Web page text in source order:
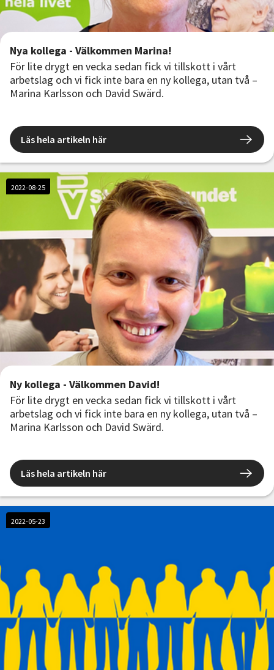
Nya kollega - Välkommen Marina!
För lite drygt en vecka sedan fick vi tillskott i vårt
arbetslag och vi fick inte bara en ny kollega, utan två –
Marina Karlsson och David Swärd.
Läs hela artikeln här
2022-08-25
Ny kollega - Välkommen David!
För lite drygt en vecka sedan fick vi tillskott i vårt
arbetslag och vi fick inte bara en ny kollega, utan två –
Marina Karlsson och David Swärd.
Läs hela artikeln här
2022-05-23